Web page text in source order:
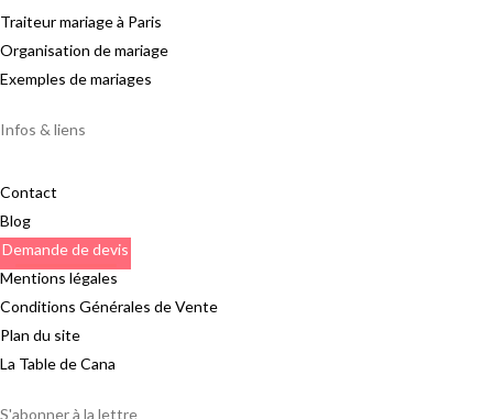
Traiteur mariage à Paris
Organisation de mariage
Exemples de mariages
Infos & liens
Contact
Blog
Demande de devis
Mentions légales
Conditions Générales de Vente
Plan du site
La Table de Cana
S'abonner à la lettre